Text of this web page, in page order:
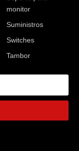
monitor
Suministros
Switches
Tambor